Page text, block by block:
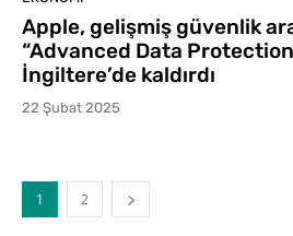
Apple, gelişmiş güvenlik
“Advanced Data
İngiltere’de kaldırdı
22 Şubat 2025
1 2